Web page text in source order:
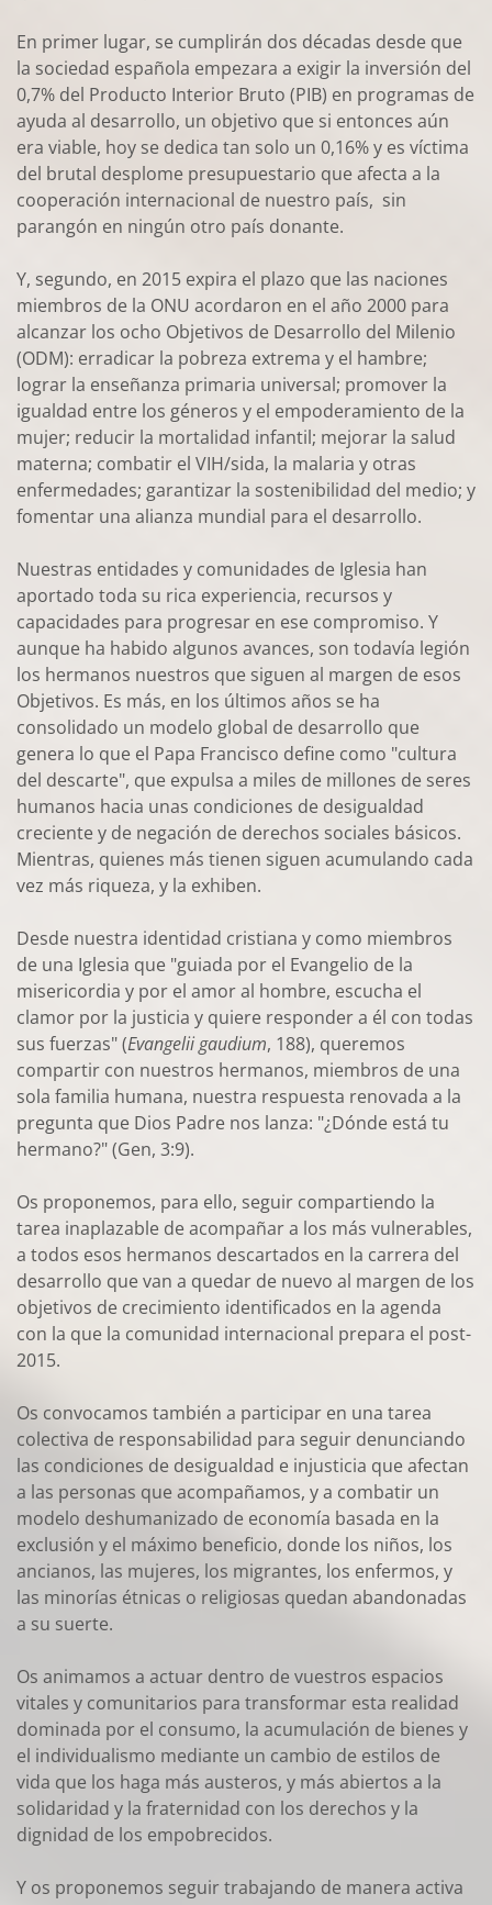
En primer lugar, se cumplirán dos décadas desde que
la sociedad española empezara a exigir la inversión del
0,7% del Producto Interior Bruto (PIB) en programas de
ayuda al desarrollo, un objetivo que si entonces aún
era viable, hoy se dedica tan solo un 0,16% y es víctima
del brutal desplome presupuestario que afecta a la
cooperación internacional de nuestro país, sin
parangón en ningún otro país donante.
Y, segundo, en 2015 expira el plazo que las naciones
miembros de la ONU acordaron en el año 2000 para
alcanzar los ocho Objetivos de Desarrollo del Milenio
(ODM): erradicar la pobreza extrema y el hambre;
lograr la enseñanza primaria universal; promover la
igualdad entre los géneros y el empoderamiento de la
mujer; reducir la mortalidad infantil; mejorar la salud
materna; combatir el VIH/sida, la malaria y otras
enfermedades; garantizar la sostenibilidad del medio; y
fomentar una alianza mundial para el desarrollo.
Nuestras entidades y comunidades de Iglesia han
aportado toda su rica experiencia, recursos y
capacidades para progresar en ese compromiso. Y
aunque ha habido algunos avances, son todavía legión
los hermanos nuestros que siguen al margen de esos
Objetivos. Es más, en los últimos años se ha
consolidado un modelo global de desarrollo que
genera lo que el Papa Francisco define como "cultura
del descarte", que expulsa a miles de millones de seres
humanos hacia unas condiciones de desigualdad
creciente y de negación de derechos sociales básicos.
Mientras, quienes más tienen siguen acumulando cada
vez más riqueza, y la exhiben.
Desde nuestra identidad cristiana y como miembros
de una Iglesia que "guiada por el Evangelio de la
misericordia y por el amor al hombre, escucha el
clamor por la justicia y quiere responder a él con todas
sus fuerzas" (Evangelii gaudium, 188), queremos
compartir con nuestros hermanos, miembros de una
sola familia humana, nuestra respuesta renovada a la
pregunta que Dios Padre nos lanza: "¿Dónde está tu
hermano?" (Gen, 3:9).
Os proponemos, para ello, seguir compartiendo la
tarea inaplazable de acompañar a los más vulnerables,
a todos esos hermanos descartados en la carrera del
desarrollo que van a quedar de nuevo al margen de los
objetivos de crecimiento identificados en la agenda
con la que la comunidad internacional prepara el post-
2015.
Os convocamos también a participar en una tarea
colectiva de responsabilidad para seguir denunciando
las condiciones de desigualdad e injusticia que afectan
a las personas que acompañamos, y a combatir un
modelo deshumanizado de economía basada en la
exclusión y el máximo beneficio, donde los niños, los
ancianos, las mujeres, los migrantes, los enfermos, y
las minorías étnicas o religiosas quedan abandonadas
a su suerte.
Os animamos a actuar dentro de vuestros espacios
vitales y comunitarios para transformar esta realidad
dominada por el consumo, la acumulación de bienes y
el individualismo mediante un cambio de estilos de
vida que los haga más austeros, y más abiertos a la
solidaridad y la fraternidad con los derechos y la
dignidad de los empobrecidos.
Y os proponemos seguir trabajando de manera activa